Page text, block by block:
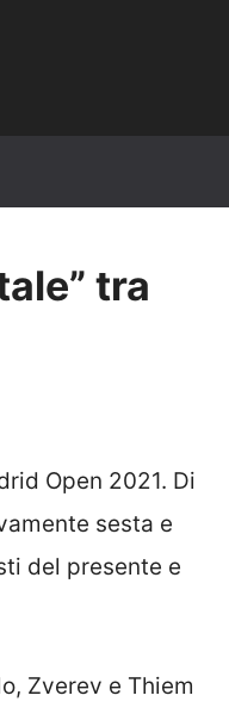
tra
Open 2021. Di
sesta e
del presente e
Zverev e Thiem